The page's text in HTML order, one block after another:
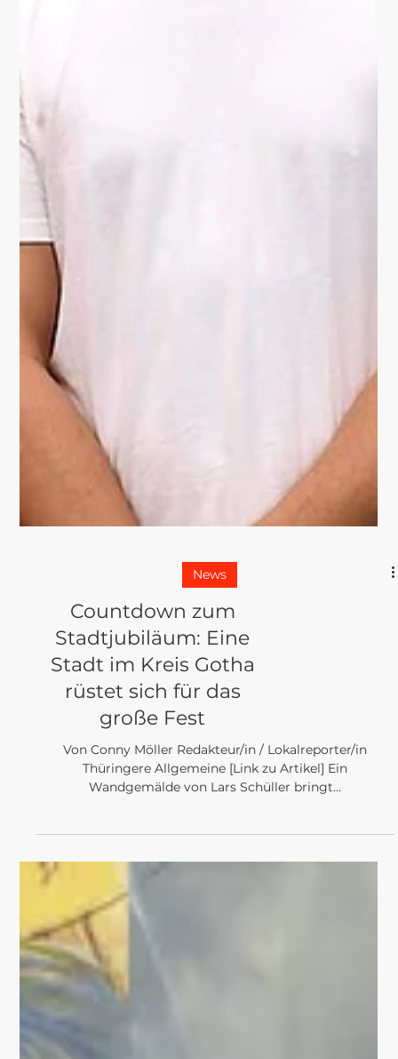
News
Stadtjubiläum: Eine
Stadt im Kreis Gotha
rüstet sich für das
große Fest
Von Conny Möller Redakteur/in / Lokalreporter/in
Thüringere Allgemeine [Link zu Artikel] Ein
Wandgemälde von Lars Schüller bringt...